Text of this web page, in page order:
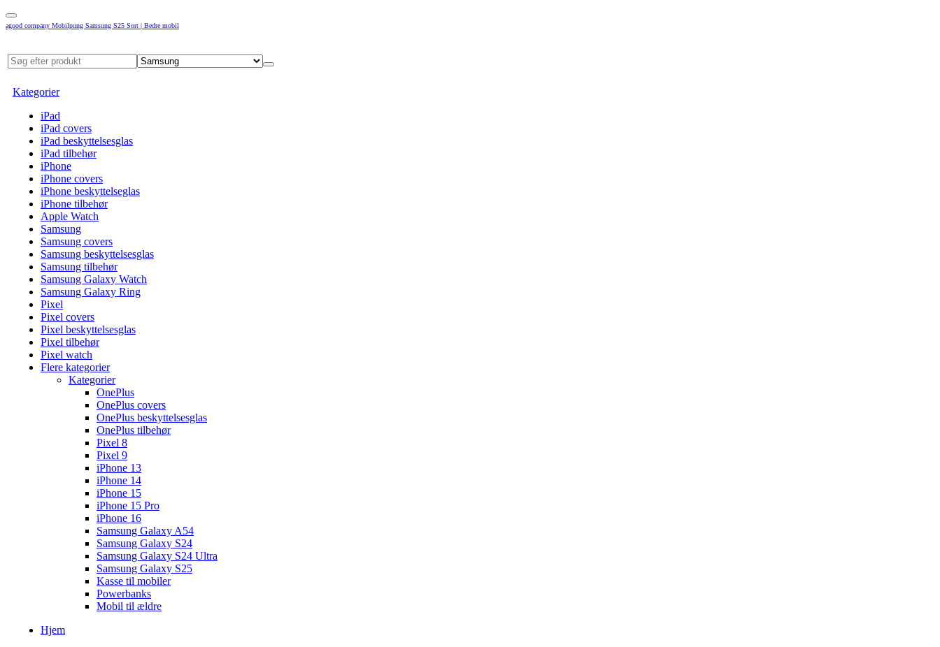
agood company Mobilpung Samsung S25 Sort | Bedre mobil
Kategorier
iPad
iPad covers
iPad beskyttelsesglas
iPad tilbehør
iPhone
iPhone covers
iPhone beskyttelseglas
iPhone tilbehør
Apple Watch
Samsung
Samsung covers
Samsung beskyttelsesglas
Samsung tilbehør
Samsung Galaxy Watch
Samsung Galaxy Ring
Pixel
Pixel covers
Pixel beskyttelsesglas
Pixel tilbehør
Pixel watch
Flere kategorier
Kategorier
OnePlus
OnePlus covers
OnePlus beskyttelsesglas
OnePlus tilbehør
Pixel 8
Pixel 9
iPhone 13
iPhone 14
iPhone 15
iPhone 15 Pro
iPhone 16
Samsung Galaxy A54
Samsung Galaxy S24
Samsung Galaxy S24 Ultra
Samsung Galaxy S25
Kasse til mobiler
Powerbanks
Mobil til ældre
Hjem